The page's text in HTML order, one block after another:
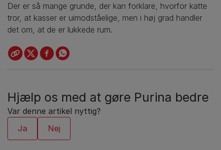
Der er så mange grunde, der kan forklare, hvorfor katte
tror, at kasser er uimodståelige, men i høj grad handler
det om, at de er lukkede rum.
Hjælp os med at gøre Purina bedre
Var denne artikel nyttig?